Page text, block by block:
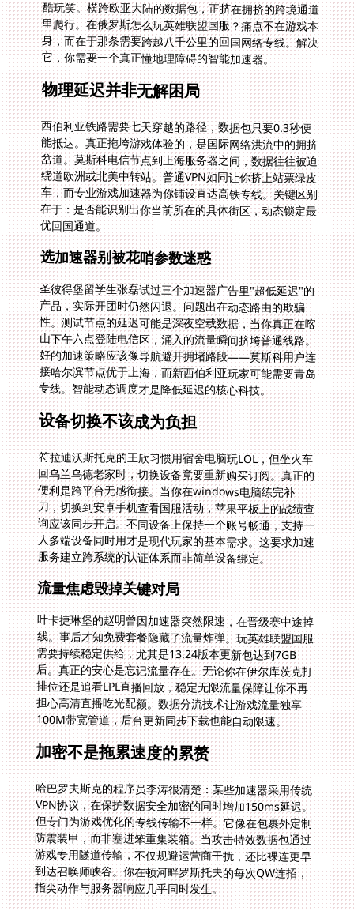
它，你需要一个真正懂地理障碍的智能加速器。
物理延迟并非无解困局
西伯利亚铁路需要七天穿越的路径，数据包只要0.3秒便
能抵达。真正拖垮游戏体验的，是国际网络洪流中的拥挤
岔道。莫斯科电信节点到上海服务器之间，数据往往被迫
绕道欧洲或北美中转站。普通VPN如同让你挤上站票绿皮
车，而专业游戏加速器为你铺设直达高铁专线。关键区别
在于：是否能识别出你当前所在的具体街区，动态锁定最
优回国通道。
选加速器别被花哨参数迷惑
圣彼得堡留学生张磊试过三个加速器广告里"超低延迟"的
产品，实际开团时仍然闪退。问题出在动态路由的欺骗
性。测试节点的延迟可能是深夜空载数据，当你真正在喀
山下午六点登陆电信区，涌入的流量瞬间挤垮普通线路。
好的加速策略应该像导航避开拥堵路段——莫斯科用户连
接哈尔滨节点优于上海，而新西伯利亚玩家可能需要青岛
专线。智能动态调度才是降低延迟的核心科技。
设备切换不该成为负担
符拉迪沃斯托克的王欣习惯用宿舍电脑玩LOL，但坐火车
回乌兰乌德老家时，切换设备竟要重新购买订阅。真正的
便利是跨平台无感衔接。当你在windows电脑练完补
刀，切换到安卓手机查看国服活动，苹果平板上的战绩查
询应该同步开启。不同设备上保持一个账号畅通，支持一
人多端设备同时用才是现代玩家的基本需求。这要求加速
服务建立跨系统的认证体系而非简单设备绑定。
流量焦虑毁掉关键对局
叶卡捷琳堡的赵明曾因加速器突然限速，在晋级赛中途掉
线。事后才知免费套餐隐藏了流量炸弹。玩英雄联盟国服
需要持续稳定供给，尤其是13.24版本更新包达到7GB
后。真正的安心是忘记流量存在。无论你在伊尔库茨克打
排位还是追看LPL直播回放，稳定无限流量保障让你不再
担心高清直播吃光配额。数据分流技术让游戏流量独享
100M带宽管道，后台更新同步下载也能自动限速。
加密不是拖累速度的累赘
哈巴罗夫斯克的程序员李涛很清楚：某些加速器采用传统
VPN协议，在保护数据安全加密的同时增加150ms延迟。
但专门为游戏优化的专线传输不一样。它像在包裹外定制
防震装甲，而非塞进笨重集装箱。当攻击特效数据包通过
游戏专用隧道传输，不仅规避运营商干扰，还比裸连更早
到达召唤师峡谷。你在顿河畔罗斯托夫的每次QW连招，
指尖动作与服务器响应几乎同时发生。